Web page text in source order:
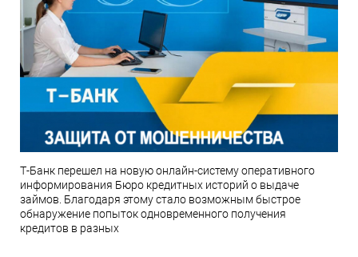
Т-Банк перешел на новую онлайн-систему оперативного
информирования Бюро кредитных историй о выдаче
займов. Благодаря этому стало возможным быстрое
обнаружение попыток одновременного получения
кредитов в разных